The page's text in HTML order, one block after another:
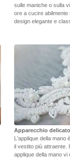
sulle maniche o sulla
ore a cucire
design elegante e
Apparecchio delicato
L'applique della mano
il vestito più attraente.
applique della mano